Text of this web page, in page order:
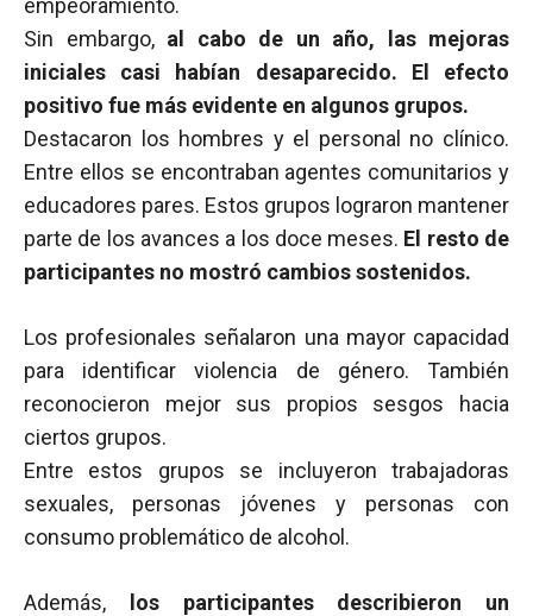
empeoramiento.
Sin embargo, al cabo de un año, las mejoras
iniciales casi habían desaparecido.
El efecto
positivo fue más evidente en algunos grupos.
Destacaron los hombres y el personal no clínico.
Entre ellos se encontraban agentes comunitarios y
educadores pares. Estos grupos lograron mantener
parte de los avances a los doce meses. El resto de
participantes no mostró cambios sostenidos.
Los profesionales señalaron una mayor capacidad
para identificar violencia de género. También
reconocieron mejor sus propios sesgos hacia
ciertos grupos.
Entre estos grupos se incluyeron trabajadoras
sexuales, personas jóvenes y personas con
consumo problemático de alcohol.
Además,
los participantes describieron un